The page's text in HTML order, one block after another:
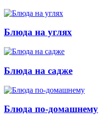
Блюда на углях
Блюда на садже
Блюда по-домашнему